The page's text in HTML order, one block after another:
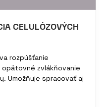
CELULÓZOVÝCH
rozpúšťanie
zvlákňovanie
Umožňuje spracovať aj